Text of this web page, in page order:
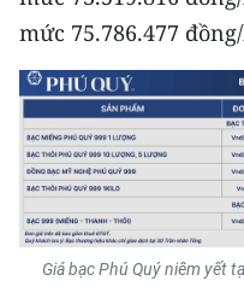
Infographic
TIN MỚI
TIN ĐỊA PHƯƠNG
Trung du và miền núi
Đồng bằng sông Hồng
mức 75.786.477
Giá bạc Phú Quý niêm yết